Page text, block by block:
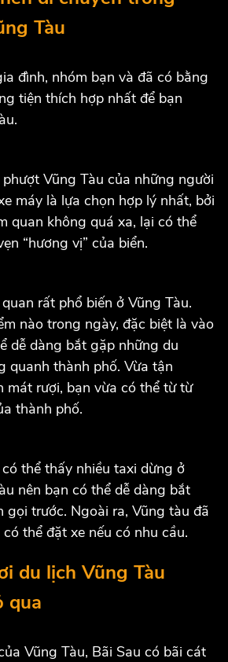
Tàu
đình, nhóm bạn và đã có bằng
tiện thích hợp nhất để bạn
Vũng Tàu của những người
máy là lựa chọn hợp lý nhất, bởi
quan không quá xa, lại có thể
“hương vị” của biển.
rất phổ biến ở Vũng Tàu.
nào trong ngày, đặc biệt là vào
dễ dàng bắt gặp những du
quanh thành phố. Vừa tận
mát rượi, bạn vừa có thể từ từ
thành phố.
thể thấy nhiều taxi dừng ở
nên bạn có thể dễ dàng bắt
gọi trước. Ngoài ra, Vũng tàu đã
thể đặt xe nếu có nhu cầu.
du lịch Vũng Tàu
qua
Vũng Tàu, Bãi Sau có bãi cát